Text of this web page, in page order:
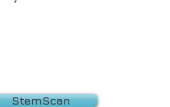
StemScan